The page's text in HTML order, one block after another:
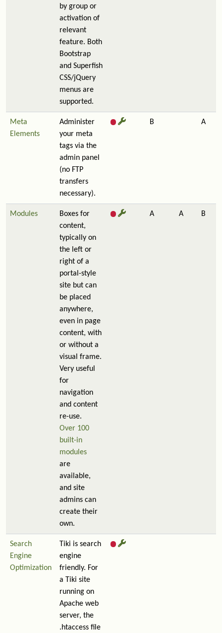
by group or
activation of
relevant
feature. Both
Bootstrap
and Superfish
CSS/jQuery
menus are
supported.
Meta
Elements
Administer
your meta
tags via the
admin panel
(no FTP
transfers
necessary).
B A
Modules
Boxes for
content,
typically on
the left or
right of a
portal-style
site but can
be placed
anywhere,
even in page
content, with
or without a
visual frame.
Very useful
for
navigation
and content
re-use.
Over 100
built-in
modules
are
available,
and site
admins can
create their
own.
A A B
Search
Engine
Optimization
Tiki is search
engine
friendly. For
a Tiki site
running on
Apache web
server, the
.htaccess file